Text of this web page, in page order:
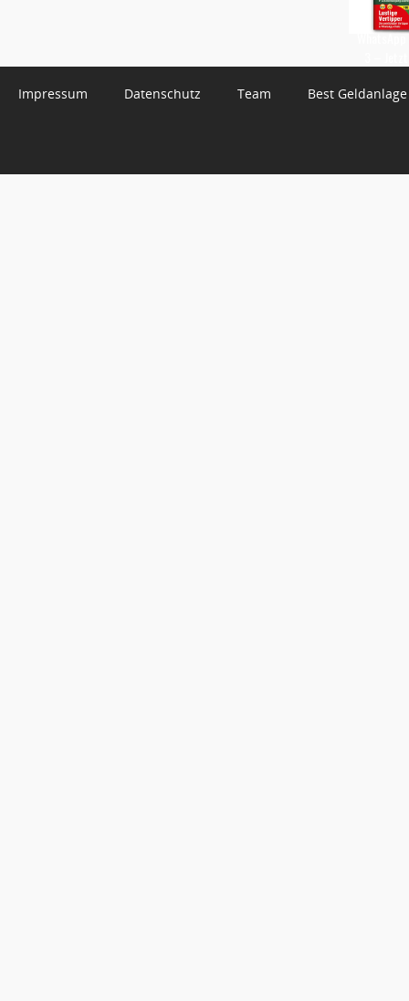
Impressum Datenschutz Team Best Geldanlage